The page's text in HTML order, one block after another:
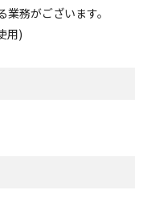
務がございます。
用)